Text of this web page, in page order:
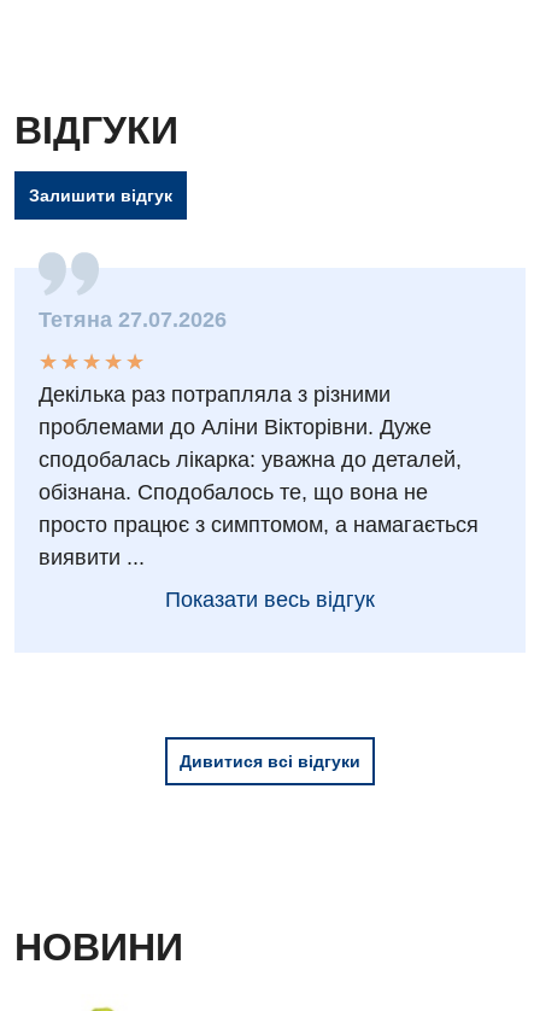
Дитяча хірургія
Педіатрія
ВІДГУКИ
Залишити відгук
Тетяна 27.07.2026
★
★
★
★
★
★ ★ ★ ★ ★
Декілька раз потрапляла з різними
проблемами до Аліни Вікторівни. Дуже
сподобалась лікарка: уважна до деталей,
обізнана. Сподобалось те, що вона не
просто працює з симптомом, а намагається
виявити ...
Показати весь відгук
Дивитися всі відгуки
НОВИНИ